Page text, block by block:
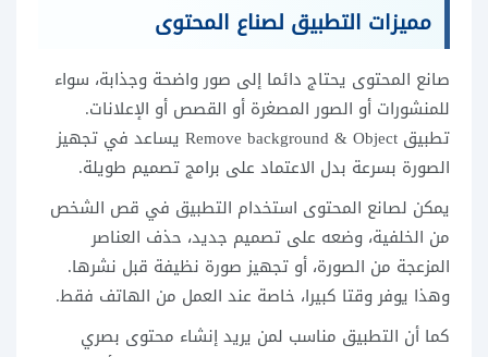
مميزات التطبيق لصناع المحتوى
صانع المحتوى يحتاج دائما إلى صور واضحة وجذابة، سواء
للمنشورات أو الصور المصغرة أو القصص أو الإعلانات.
تطبيق Remove background & Object يساعد في تجهيز
الصورة بسرعة بدل الاعتماد على برامج تصميم طويلة.
يمكن لصانع المحتوى استخدام التطبيق في قص الشخص
من الخلفية، وضعه على تصميم جديد، حذف العناصر
المزعجة من الصورة، أو تجهيز صورة نظيفة قبل نشرها.
وهذا يوفر وقتا كبيرا، خاصة عند العمل من الهاتف فقط.
كما أن التطبيق مناسب لمن يريد إنشاء محتوى بصري